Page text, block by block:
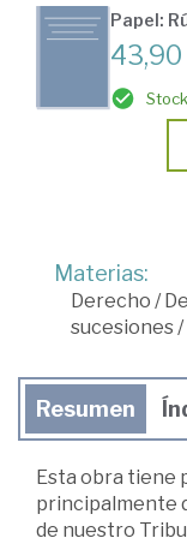
Papel:
43,90
Materias:
Derecho /
sucesiones/
Resumen
Esta obra tiene
principalmente
de nuestro